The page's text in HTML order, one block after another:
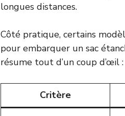
longues distances.
Côté pratique, certains
pour embarquer un sac
résume tout d’un coup d’œil :
Critère